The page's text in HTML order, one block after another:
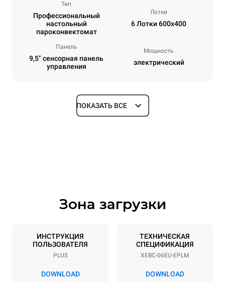
Тип
Профессиональный
настольный
пароконвектомат
Лотки
6 Лотки 600x400
Панель
9,5" сенсорная панель
управления
Мощность
электрический
Размеры
Спецификации противней
6 600x400
Расстояние между лотками
80 mm
ПОКАЗАТЬ ВСЕ
Зона загрузки
ИНСТРУКЦИЯ
ПОЛЬЗОВАТЕЛЯ
PLUS
DOWNLOAD
ТЕХНИЧЕСКАЯ
СПЕЦИФИКАЦИЯ
XEBC-06EU-EPLM
DOWNLOAD